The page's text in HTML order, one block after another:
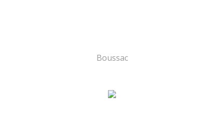
Boussac